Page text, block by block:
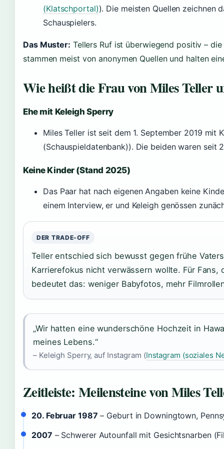
(Klatschportal)). Die meisten Quellen zeichnen
Schauspielers.
Das Muster: Tellers Ruf ist überwiegend positiv –
stammen meist von anonymen Quellen und halten
Wie heißt die Frau von Miles Teller
Ehe mit Keleigh Sperry
Miles Teller ist seit dem 1. September 2019 mit
(Schauspieldatenbank)). Die beiden waren seit
Keine Kinder (Stand 2025)
Das Paar hat nach eigenen Angaben keine
einem Interview, er und Keleigh genössen
DER TRADE-OFF
Teller entschied sich bewusst gegen frühe
Karrierefokus nicht verwässern wollte. Für Fans,
bedeutet das: weniger Babyfotos, mehr
„Wir hatten eine wunderschöne Hochzeit in
meines Lebens.“
– Keleigh Sperry, auf Instagram (Instagram (soziales
Zeitleiste: Meilensteine von Miles
20. Februar 1987 – Geburt in Downingtown,
2007 – Schwerer Autounfall mit Gesichtsnarben